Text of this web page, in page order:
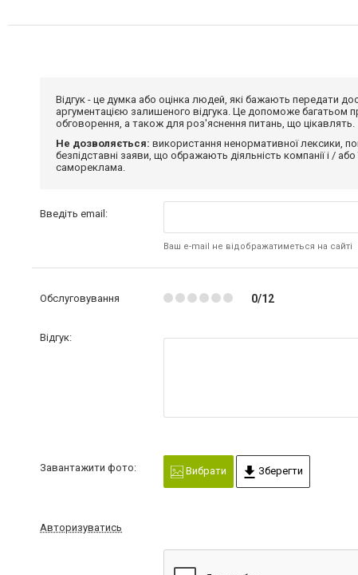
Відгук - це думка або оцінка людей, які бажають передати
аргументацією залишеного відгука. Це допоможе багатьом
обговорення, а також для роз'яснення питань, що цікавлять.
Не дозволяється: використання ненормативної лексики,
безпідставні заяви, що ображають діяльність компанії і /
самореклама.
Введіть email:
Ваш e-mail не відображатиметься на сайті
Обслуговування 0/12
Відгук:
Завантажити фото: Вибрати Зберегти
Авторизуватись